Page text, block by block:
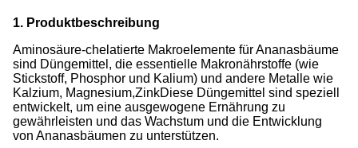
1. Produktbeschreibung
Aminosäure-chelatierte Makroelemente für Ananasbäume
sind Düngemittel, die essentielle Makronährstoffe (wie
Stickstoff, Phosphor und Kalium) und andere Metalle wie
Kalzium, Magnesium,ZinkDiese Düngemittel sind speziell
entwickelt, um eine ausgewogene Ernährung zu
gewährleisten und das Wachstum und die Entwicklung
von Ananasbäumen zu unterstützen.